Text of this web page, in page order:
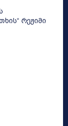
რეჟიმი